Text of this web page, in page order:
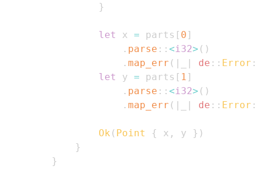
}
let x = parts [ 0 ]
. parse :: <i32> ( )
. map_err ( | | de :: Error ::
let
y = parts [ 1 ]
. parse :: <i32> ( )
. map_err ( | | de :: Error ::
Ok ( Point { x , y } )
}
}